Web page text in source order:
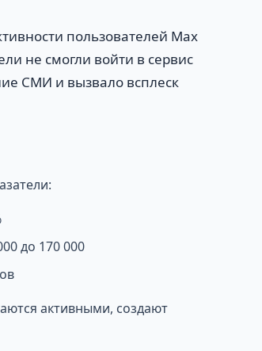
пользователей Max
не смогли войти в сервис
СМИ и вызвало всплеск
до 170 000
активными, создают